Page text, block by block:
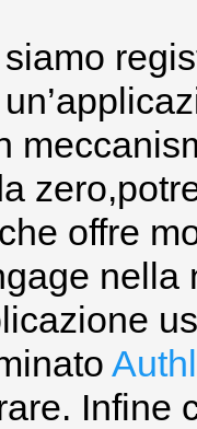
offre
nella
Infine